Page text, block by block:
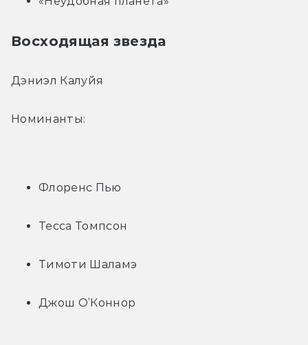
Восходящая звезда
Дэниэл Калуйя
Номинанты:
Флоренс Пью
Тесса Томпсон
Тимоти Шаламэ
Джош О’Коннор